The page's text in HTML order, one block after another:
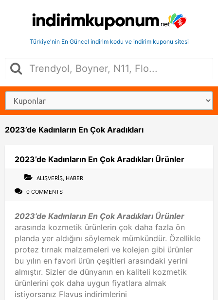
Türkiye'nin En Güncel indirim kodu ve indirim kuponu sitesi
2023’de Kadınların En Çok Aradıkları
2023’de Kadınların En Çok Aradıkları Ürünler
ALIŞVERIŞ, HABER
0 COMMENTS
2023’de Kadınların En Çok Aradıkları Ürünler
arasında kozmetik ürünlerin çok daha fazla ön
planda yer aldığını söylemek mümkündür. Özellikle
protez tırnak malzemeleri ve kolejen gibi ürünler
bu yılın en favori ürün çeşitleri arasındaki yerini
almıştır. Sizler de dünyanın en kaliteli kozmetik
ürünlerini çok daha uygun fiyatlara almak
istiyorsanız Flavus indirimlerini